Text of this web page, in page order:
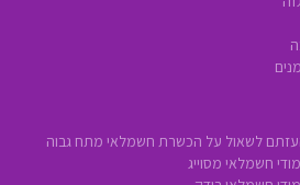
לשאול על הכשרת חשמלאי מתח גבוה
חשמלאי מסוייג